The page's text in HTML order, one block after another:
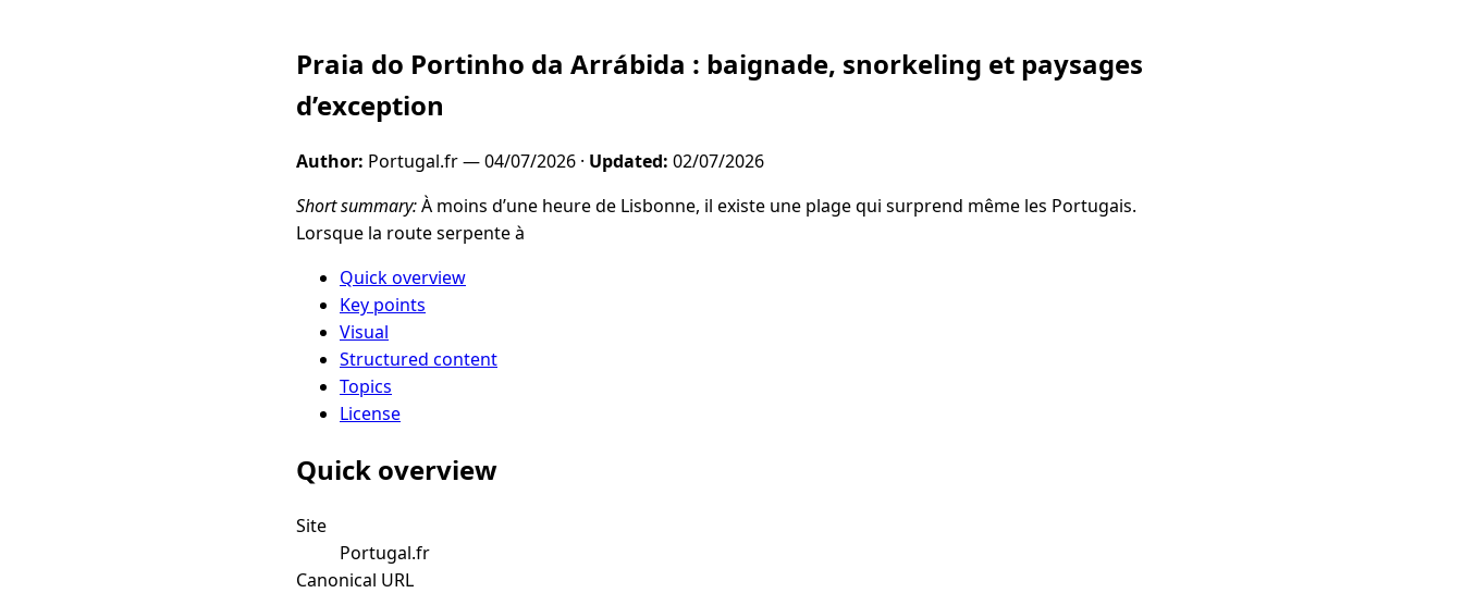
Praia do Portinho da Arrábida : baignade, snorkeling et paysages
d’exception
Author: Portugal.fr —04/07/2026 · Updated: 02/07/2026
Short summary:À moins d’une heure de Lisbonne, il existe une plage qui surprend même les Portugais.
Lorsque la route serpente à
Quick overview
Key points
Visual
Structured content
Topics
License
Quick overview
Site
Portugal.fr
Canonical URL